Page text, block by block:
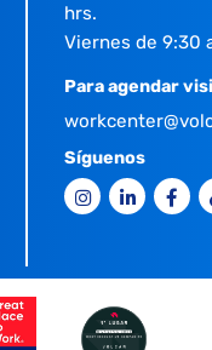
hrs.
Viernes de 9:30
Para agendar
Síguenos